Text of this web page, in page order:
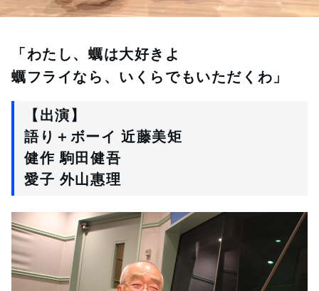
「わたし、蠣は大好きよ
蠣フライなら、いくらでもいただくわ」
【出演】
語り＋ボーイ 近藤美矩
健作 駒田健吾
愛子 外山惠理